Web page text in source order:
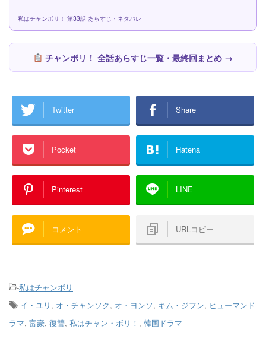
私はチャンボリ！ 第33話 あらすじ・ネタバレ
チャンボリ！ 全話あらすじ一覧・最終回まとめ →
Twitter Share
Pocket Hatena
Pinterest LINE
コメント URLコピー
-私はチャンボリ
-イ・ユリ , オ・チャンソク, オ・ヨンソ, キム・ジフン, ヒューマンド
ラマ, 富豪, 復讐, 私はチャン・ボリ！ , 韓国ドラマ